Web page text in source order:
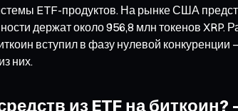
ETF-продуктов. На рынке США
держат около 956,8 млн токенов
вступил в фазу нулевой
них.
из ETF на